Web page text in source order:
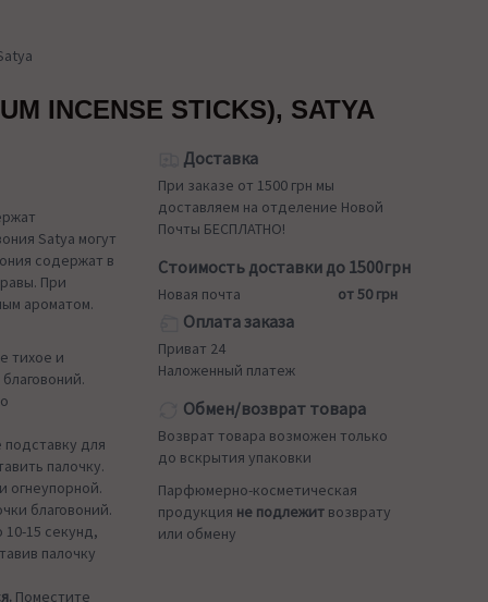
STICKS), SATYA
Satya могут
содержат в
При
ароматом.
тихое и
подставку для
палочку.
огнеупорной.
благовоний.
15 секунд,
палочку
Поместите
Доставка
При заказе от 1500 грн мы
доставляем на отделение Новой
Почты БЕСПЛАТНО!
Стоимость доставки до 1500грн
Новая почта от 50 грн
Оплата заказа
Приват 24
Наложенный платеж
Обмен/возврат товара
Возврат товара возможен только
до вскрытия упаковки
Парфюмерно-косметическая
продукция не подлежит возврату
или обмену